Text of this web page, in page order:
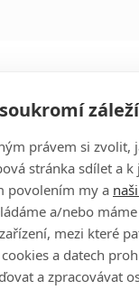
záleží
právem si zvolit,
stránka sdílet a
povolením my a
a/nebo
mezi které
a datech
a zpracovávat